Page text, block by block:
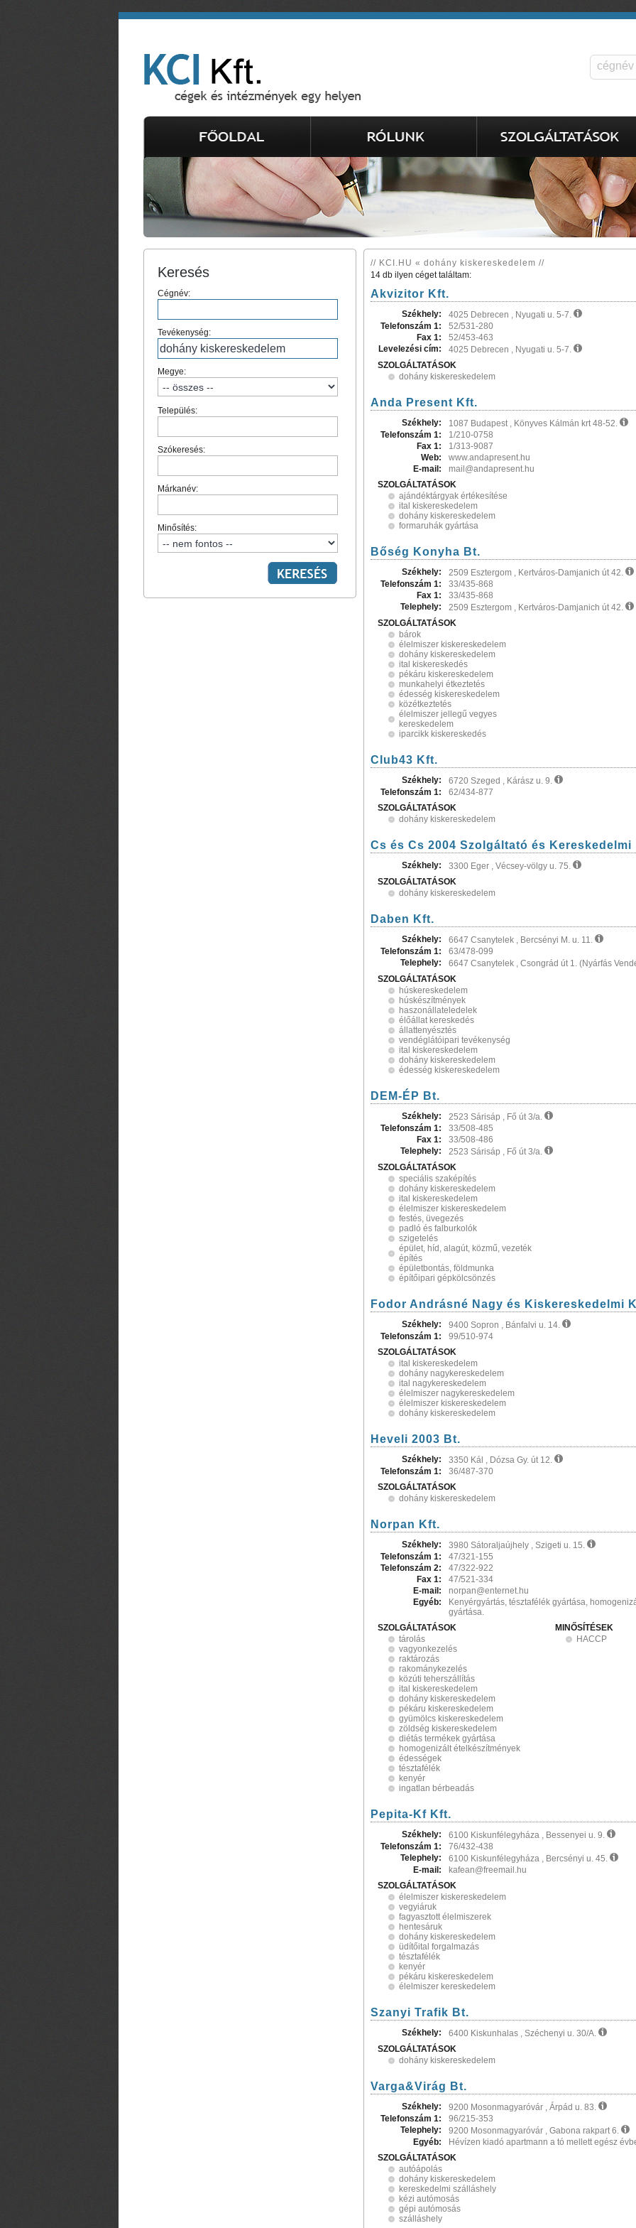
Keresés
Cégnév:
Tevékenység:
Megye:
Település:
Szókeresés:
Márkanév:
Minősítés:
// KCI.HU « dohány kiskereskedelem //
14 db ilyen céget találtam:
Akvizitor Kft.
Székhely:
4025 Debrecen , Nyugati u. 5-7.
Telefonszám 1:
52/531-280
Fax 1:
52/453-463
Levelezési cím:
4025 Debrecen , Nyugati u. 5-7.
SZOLGÁLTATÁSOK
dohány kiskereskedelem
Anda Present Kft.
Székhely:
1087 Budapest , Könyves Kálmán krt 48-52.
Telefonszám 1:
1/210-0758
Fax 1:
1/313-9087
Web:
www.andapresent.hu
E-mail:
mail@andapresent.hu
SZOLGÁLTATÁSOK
ajándéktárgyak értékesítése
ital kiskereskedelem
dohány kiskereskedelem
formaruhák gyártása
Bőség Konyha Bt.
Székhely:
2509 Esztergom , Kertváros-Damjanich út 42.
Telefonszám 1:
33/435-868
Fax 1:
33/435-868
Telephely:
2509 Esztergom , Kertváros-Damjanich út 42.
SZOLGÁLTATÁSOK
bárok
élelmiszer kiskereskedelem
dohány kiskereskedelem
ital kiskereskedés
pékáru kiskereskedelem
munkahelyi étkeztetés
édesség kiskereskedelem
közétkeztetés
élelmiszer jellegű vegyes
kereskedelem
iparcikk kiskereskedés
Club43 Kft.
Székhely:
6720 Szeged , Kárász u. 9.
Telefonszám 1:
62/434-877
SZOLGÁLTATÁSOK
dohány kiskereskedelem
Cs és Cs 2004 Szolgáltató és Kereskedelmi
Székhely:
3300 Eger , Vécsey-völgy u. 75.
SZOLGÁLTATÁSOK
dohány kiskereskedelem
Daben Kft.
Székhely:
6647 Csanytelek , Bercsényi M. u. 11.
Telefonszám 1:
63/478-099
Telephely:
6647 Csanytelek , Csongrád út 1. (Nyárfás
SZOLGÁLTATÁSOK
húskereskedelem
húskészítmények
haszonállateledelek
élőállat kereskedés
állattenyésztés
vendéglátóipari tevékenység
ital kiskereskedelem
dohány kiskereskedelem
édesség kiskereskedelem
DEM-ÉP Bt.
Székhely:
2523 Sárisáp , Fő út 3/a.
Telefonszám 1:
33/508-485
Fax 1:
33/508-486
Telephely:
2523 Sárisáp , Fő út 3/a.
SZOLGÁLTATÁSOK
speciális szaképítés
dohány kiskereskedelem
ital kiskereskedelem
élelmiszer kiskereskedelem
festés, üvegezés
padló és falburkolók
szigetelés
épület, híd, alagút, közmű, vezeték
építés
épületbontás, földmunka
építőipari gépkölcsönzés
Fodor Andrásné Nagy és Kiskereskedelmi
Székhely:
9400 Sopron , Bánfalvi u. 14.
Telefonszám 1:
99/510-974
SZOLGÁLTATÁSOK
ital kiskereskedelem
dohány nagykereskedelem
ital nagykereskedelem
élelmiszer nagykereskedelem
élelmiszer kiskereskedelem
dohány kiskereskedelem
Heveli 2003 Bt.
Székhely:
3350 Kál , Dózsa Gy. út 12.
Telefonszám 1:
36/487-370
SZOLGÁLTATÁSOK
dohány kiskereskedelem
Norpan Kft.
Székhely:
3980 Sátoraljaújhely , Szigeti u. 15.
Telefonszám 1:
47/321-155
Telefonszám 2:
47/322-922
Fax 1:
47/521-334
E-mail:
norpan@enternet.hu
Egyéb:
Kenyérgyártás, tésztafélék gyártása,
gyártása.
SZOLGÁLTATÁSOK
tárolás
vagyonkezelés
raktározás
rakománykezelés
közúti teherszállítás
ital kiskereskedelem
dohány kiskereskedelem
pékáru kiskereskedelem
gyümölcs kiskereskedelem
zöldség kiskereskedelem
diétás termékek gyártása
homogenizált ételkészítmények
édességek
tésztafélék
kenyér
ingatlan bérbeadás
MINŐSÍTÉSEK
HACCP
Pepita-Kf Kft.
Székhely:
6100 Kiskunfélegyháza , Bessenyei u. 9.
Telefonszám 1:
76/432-438
Telephely:
6100 Kiskunfélegyháza , Bercsényi u. 45.
E-mail:
kafean@freemail.hu
SZOLGÁLTATÁSOK
élelmiszer kiskereskedelem
vegyiáruk
fagyasztott élelmiszerek
hentesáruk
dohány kiskereskedelem
üdítőital forgalmazás
tésztafélék
kenyér
pékáru kiskereskedelem
élelmiszer kereskedelem
Szanyi Trafik Bt.
Székhely:
6400 Kiskunhalas , Széchenyi u. 30/A.
SZOLGÁLTATÁSOK
dohány kiskereskedelem
Varga&Virág Bt.
Székhely:
9200 Mosonmagyaróvár , Árpád u. 83.
Telefonszám 1:
96/215-353
Telephely:
9200 Mosonmagyaróvár , Gabona rakpart 6.
Egyéb:
Hévízen kiadó apartmann a tó mellett egész
SZOLGÁLTATÁSOK
autóápolás
dohány kiskereskedelem
kereskedelmi szálláshely
kézi autómosás
gépi autómosás
szálláshely